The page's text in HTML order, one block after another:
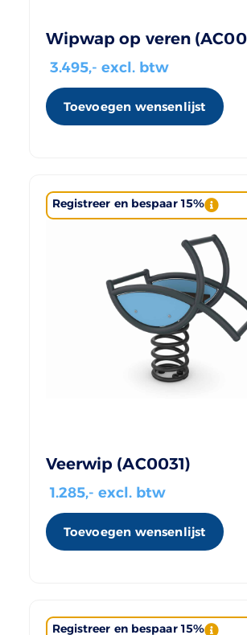
Wipwap op veren
3.495,- excl. btw
Toevoegen wensenlijst
Registreer en bespaar 15%
Veerwip (AC0031)
1.285,- excl. btw
Toevoegen wensenlijst
Registreer en bespaar 15%